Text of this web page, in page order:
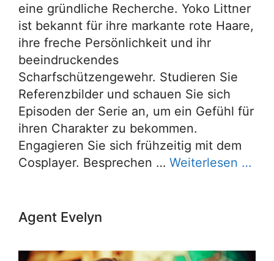
eine gründliche Recherche. Yoko Littner
ist bekannt für ihre markante rote Haare,
ihre freche Persönlichkeit und ihr
beeindruckendes
Scharfschützengewehr. Studieren Sie
Referenzbilder und schauen Sie sich
Episoden der Serie an, um ein Gefühl für
ihren Charakter zu bekommen.
Engagieren Sie sich frühzeitig mit dem
Cosplayer. Besprechen … Weiterlesen …
Agent Evelyn